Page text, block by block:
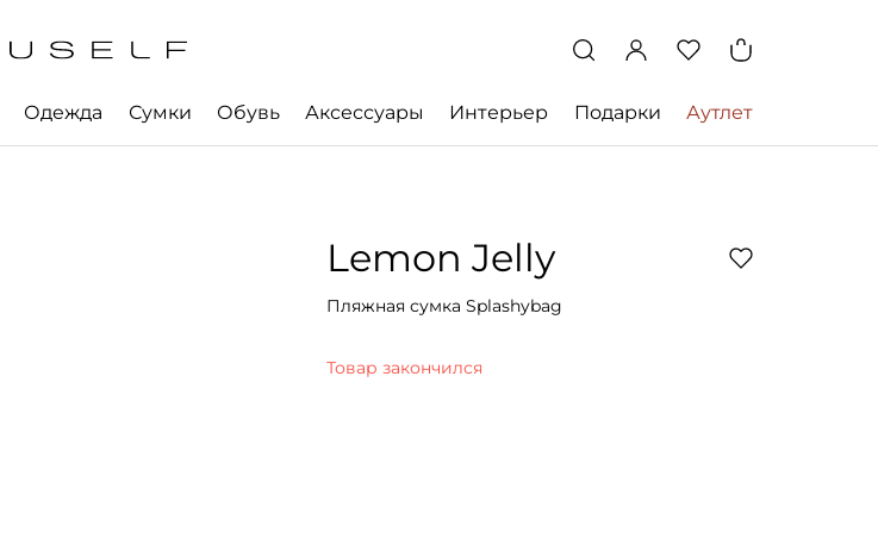
Одежда Сумки Обувь Аксессуары Интерьер Подарки Аутлет
Lemon Jelly
Пляжная сумка Splashybag
Товар закончился